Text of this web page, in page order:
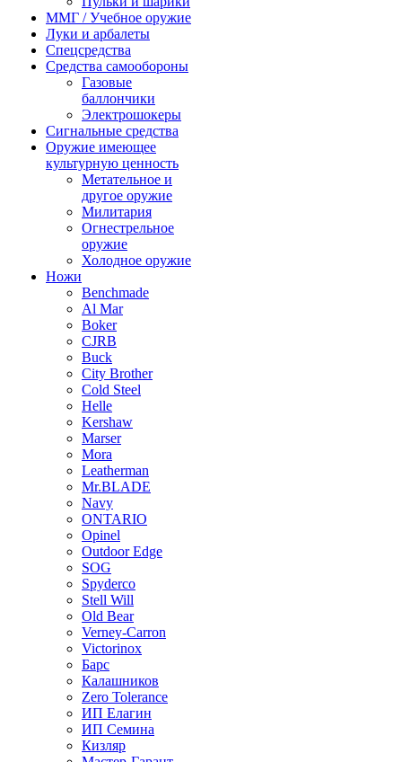
ММГ / Учебное оружие
Луки и арбалеты
Спецсредства
Средства самообороны
Газовые
баллончики
Электрошокеры
Сигнальные средства
Оружие имеющее
культурную ценность
Метательное и
другое оружие
Милитария
Огнестрельное
оружие
Холодное оружие
Ножи
Benchmade
Al Mar
Boker
CJRB
Buck
City Brother
Cold Steel
Helle
Kershaw
Marser
Mora
Leatherman
Mr.BLADE
Navy
ONTARIO
Opinel
Outdoor Edge
SOG
Spyderco
Stell Will
Old Bear
Verney-Carron
Victorinox
Барс
Калашников
Zero Tolerance
ИП Елагин
ИП Семина
Кизляр